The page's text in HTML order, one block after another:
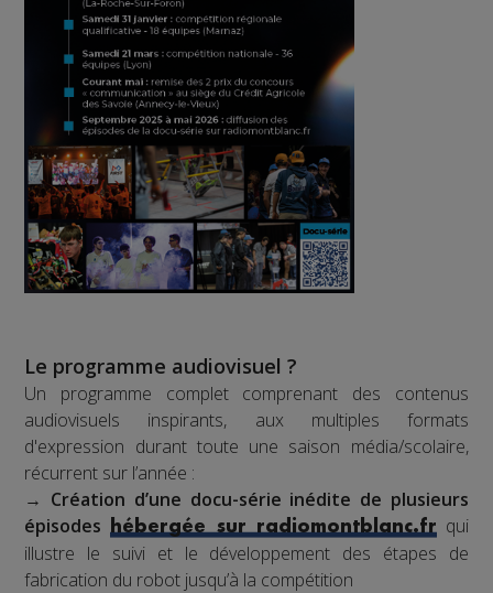
Le programme audiovisuel ?
Un programme complet comprenant des contenus
audiovisuels inspirants, aux multiples formats
d'expression durant toute une saison média/scolaire,
récurrent sur l’année :
→ Création d’une docu-série inédite de plusieurs
épisodes hébergée sur radiomontblanc.frqui
illustre le suivi et le développement des étapes de
fabrication du robot jusqu’à la compétition